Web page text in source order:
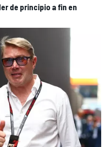
de principio a fin en